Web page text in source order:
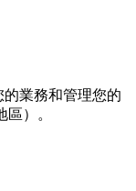
業務和管理您的
）。